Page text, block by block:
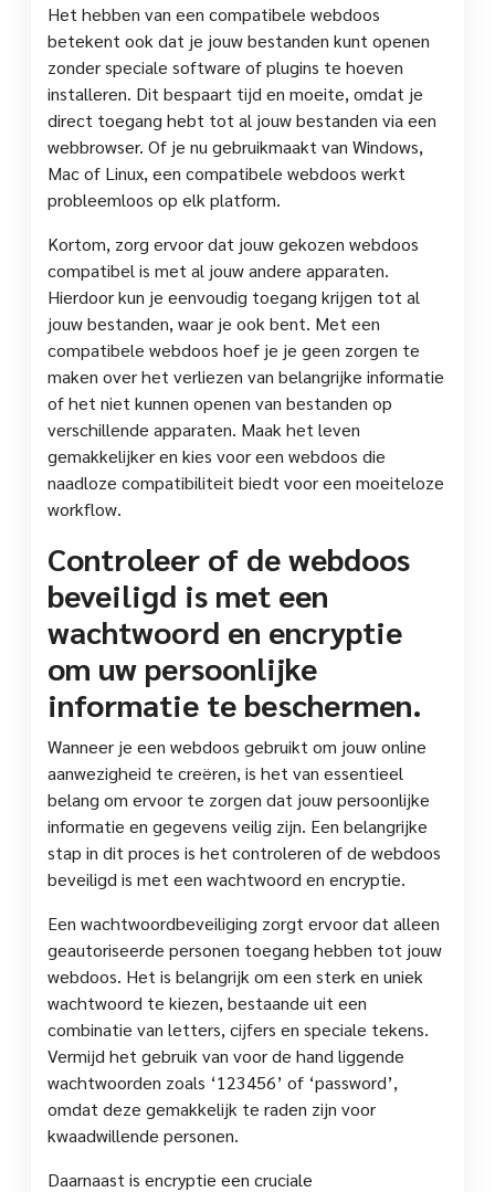
Het hebben van een compatibele webdoos
betekent ook dat je jouw bestanden kunt openen
zonder speciale software of plugins te hoeven
installeren. Dit bespaart tijd en moeite, omdat je
direct toegang hebt tot al jouw bestanden via een
webbrowser. Of je nu gebruikmaakt van Windows,
Mac of Linux, een compatibele webdoos werkt
probleemloos op elk platform.
Kortom, zorg ervoor dat jouw gekozen webdoos
compatibel is met al jouw andere apparaten.
Hierdoor kun je eenvoudig toegang krijgen tot al
jouw bestanden, waar je ook bent. Met een
compatibele webdoos hoef je je geen zorgen te
maken over het verliezen van belangrijke informatie
of het niet kunnen openen van bestanden op
verschillende apparaten. Maak het leven
gemakkelijker en kies voor een webdoos die
naadloze compatibiliteit biedt voor een moeiteloze
workflow.
Controleer of de webdoos
beveiligd is met een
wachtwoord en encryptie
om uw persoonlijke
informatie te beschermen.
Wanneer je een webdoos gebruikt om jouw online
aanwezigheid te creëren, is het van essentieel
belang om ervoor te zorgen dat jouw persoonlijke
informatie en gegevens veilig zijn. Een belangrijke
stap in dit proces is het controleren of de webdoos
beveiligd is met een wachtwoord en encryptie.
Een wachtwoordbeveiliging zorgt ervoor dat alleen
geautoriseerde personen toegang hebben tot jouw
webdoos. Het is belangrijk om een sterk en uniek
wachtwoord te kiezen, bestaande uit een
combinatie van letters, cijfers en speciale tekens.
Vermijd het gebruik van voor de hand liggende
wachtwoorden zoals ‘123456’ of ‘password’,
omdat deze gemakkelijk te raden zijn voor
kwaadwillende personen.
Daarnaast is encryptie een cruciale